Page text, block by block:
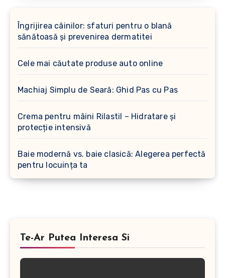
Îngrijirea câinilor: sfaturi pentru o blană
sănătoasă și prevenirea dermatitei
Cele mai căutate produse auto online
Machiaj Simplu de Seară: Ghid Pas cu Pas
Crema pentru mâini Rilastil – Hidratare și
protecție intensivă
Baie modernă vs. baie clasică: Alegerea perfectă
pentru locuința ta
Te-Ar Putea Interesa Si